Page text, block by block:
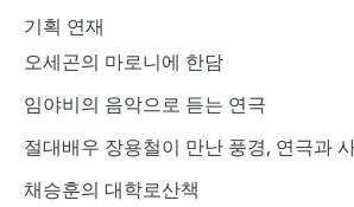
기획 연재
오세곤의 마로니에 한담
임야비의 음악으로 듣는 연극
절대배우 장용철이 만난 풍경, 연극과
채승훈의 대학로산책